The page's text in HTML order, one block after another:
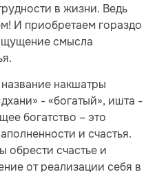
в жизни. Ведь
И приобретаем гораздо
смысла
накшатры
- «богатый», ишта -
богатство – это
и счастья.
обрести счастье и
от реализации себя в